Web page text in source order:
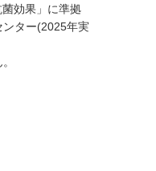
効果」に準拠
ンター(2025年実